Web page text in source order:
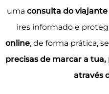
uma consulta do viajante
ires informado e
online, de forma prática,
precisas de marcar a
através